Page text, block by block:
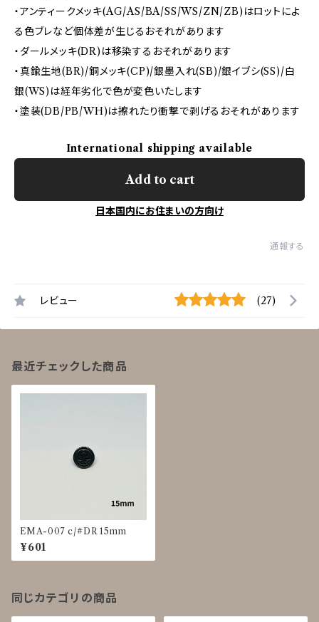
・アンティークメッキ(AG/AS/BA/SS/WS/ZN/ZB)はロットによ
る色ブレなど個体差が生じるおそれがあります
・ダールメッキ(DR)は移染するおそれがあります
・真鍮生地(BR)/銅メッキ(CP)/銀墨入れ(SB)/銀イブシ(SS)/白
銀(WS)は経年劣化で色が変色いたします
・塗装(DB/PB/WH)は擦れたり衝撃で剥げるおそれがあります
International shipping available
Add to cart
日本国内にお住まいの方向け
通報する
レビュー (27)
最近チェックした商品
EMA-007 c/#DR 15mm
¥601
同じカテゴリの商品